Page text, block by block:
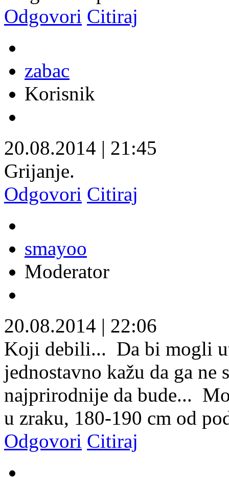
Odgovori Citiraj
zabac
Korisnik
20.08.2014 | 21:45
Grijanje.
Odgovori Citiraj
smayoo
Moderator
20.08.2014 | 22:06
Koji debili... Da bi mogli
jednostavno kažu da ga ne
najprirodnije da bude...
u zraku, 180-190 cm od
Odgovori Citiraj